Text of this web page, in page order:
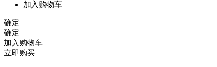
加入购物车
确定
确定
加入购物车
立即购买